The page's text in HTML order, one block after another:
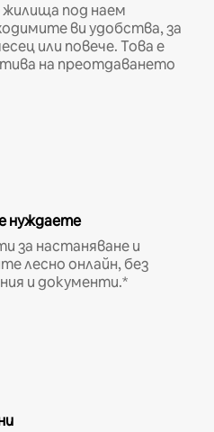
под наем
ви удобства, за
или повече. Това е
на преотдаването
нуждаете
за настаняване и
лесно онлайн, без
и документи.*